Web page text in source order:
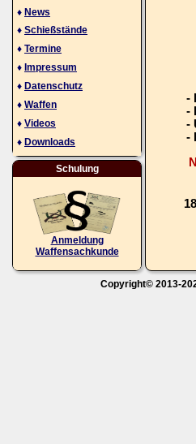
♦ News
♦ Schießstände
♦ Termine
♦ Impressum
♦ Datenschutz
♦ Waffen
♦ Videos
♦ Downloads
Schulung
Anmeldung
Waffensachkunde
-
-
-
-
Copyright© 2013-